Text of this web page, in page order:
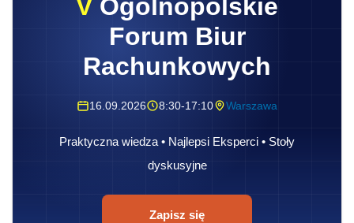
V Ogólnopolskie
Forum Biur
Rachunkowych
16.09.2026 8:30-17:10 Warszawa
Praktyczna wiedza • Najlepsi Eksperci • Stoły
dyskusyjne
Zapisz się